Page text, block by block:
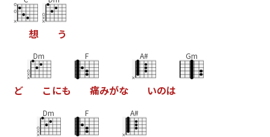
想 う
ど
Dm
こ にも
F
痛みがな
A#
いのは
Gm
Dm F A#